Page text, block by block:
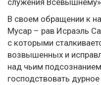
служения Всевышнему»
В своем обращении к
Мусар – рав Исраэль
с которыми
возвышенных и
над чьим
господствовать